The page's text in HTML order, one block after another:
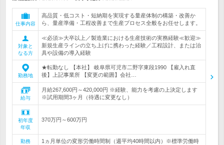
仕事内容
高品質・低コスト・短納期を実現する量産体制の構築・改善か
ら、量産準備・工程改善まで生産プロセス全般をお任せします。
対象と
なる方
≪必須≫大卒以上／製造業における生産技術の実務経験≪歓迎≫
新規生産ラインの立ち上げに携わった経験／工程設計、または治
具や設備の導入経験
勤務地
★転勤なし 【本社】 岐阜県可児市二野字東段1990 【雇入れ直
後】上記事業所 【変更の範囲】会社…
給与
月給267,600円～420,000円 ※経験、能力を考慮の上決定します
※試用期間3ヶ月（待遇に変更なし）
初年度
年収
370万円～600万円
勤務
1ヵ月単位の変形労働時間制（週平均40時間以内）※標準労働時